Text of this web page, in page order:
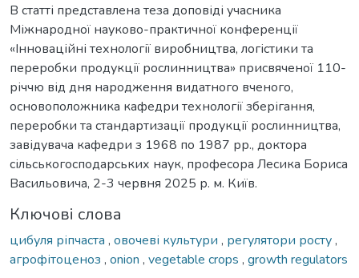
В статті представлена теза доповіді учасника
Міжнародної науково-практичної конференції
«Інноваційні технології виробництва, логістики та
переробки продукції рослинництва» присвяченої 110-
річчю від дня народження видатного вченого,
основоположника кафедри технології зберігання,
переробки та стандартизації продукції рослинництва,
завідувача кафедри з 1968 по 1987 рр., доктора
сільськогосподарських наук, професора Лесика Бориса
Васильовича, 2-3 червня 2025 р. м. Київ.
Ключові слова
цибуля ріпчаста , овочеві культури , регулятори росту,
агрофітоценоз , onion , vegetable crops , growth regulators